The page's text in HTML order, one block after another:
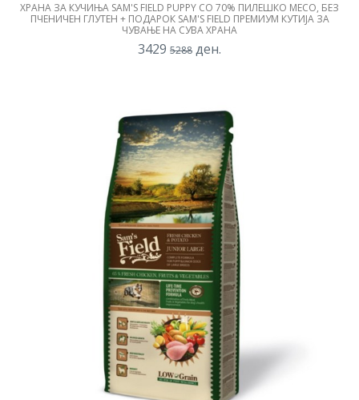
ХРАНА ЗА КУЧИЊА SAM'S FIELD PUPPY СО 70% ПИЛЕШКО МЕСО, БЕЗ
ПЧЕНИЧЕН ГЛУТЕН + ПОДАРОК SAM'S FIELD ПРЕМИУМ КУТИЈА ЗА
ЧУВАЊЕ НА СУВА ХРАНА
3429 5288 ден.